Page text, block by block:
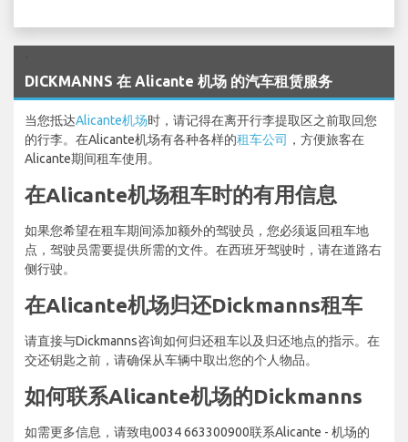
DICKMANNS 在 Alicante 机场 的汽车租赁服务
当您抵达Alicante机场时，请记得在离开行李提取区之前取回您
的行李。在Alicante机场有各种各样的租车公司 ，方便旅客在
Alicante期间租车使用。
在Alicante机场租车时的有用信息
如果您希望在租车期间添加额外的驾驶员，您必须返回租车地
点，驾驶员需要提供所需的文件。在西班牙驾驶时，请在道路右
侧行驶。
在Alicante机场归还Dickmanns租车
请直接与Dickmanns咨询如何归还租车以及归还地点的指示。在
交还钥匙之前，请确保从车辆中取出您的个人物品。
如何联系Alicante机场的Dickmanns
如需更多信息，请致电0034 663300900联系Alicante - 机场的